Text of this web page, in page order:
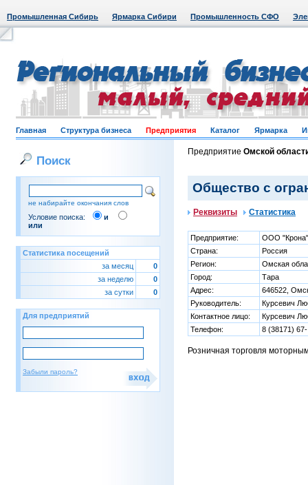
Промышленная Сибирь Ярмарка Сибири Промышленность СФО
Главная Структура бизнеса Предприятия Каталог Ярмарка
Поиск
не набирайте окончания слов
Условие поиска:
и
или
Статистика посещений
за месяц
0
за неделю
0
за сутки
0
Для предприятий
Забыли пароль?
Предприятие Омской
Общество с
Реквизиты Статистика
Предприятие:
ООО "Крона"
Страна:
Россия
Регион:
Омская
Город:
Тара
Адрес:
646522,
Руководитель:
Курсевич
Контактное лицо:
Курсевич
Телефон:
8 (38171)
Розничная торговля